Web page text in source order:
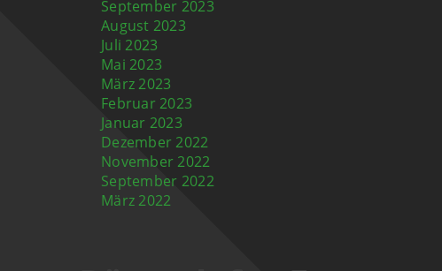
September 2023
August 2023
Juli 2023
Mai 2023
März 2023
Februar 2023
Januar 2023
Dezember 2022
November 2022
September 2022
März 2022